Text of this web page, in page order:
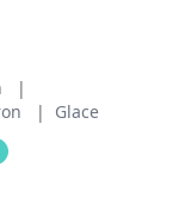
|
| Glace